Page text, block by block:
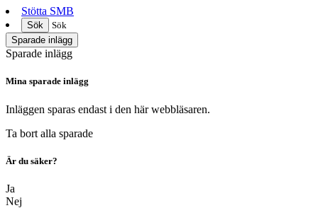
Stötta SMB
Sök
Sök
Sparade inlägg
Sparade inlägg
Mina sparade inlägg
Inläggen sparas endast i den här webbläsaren.
Ta bort alla sparade
Är du säker?
Ja
Nej